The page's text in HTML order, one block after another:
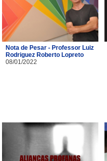
Nota de Pesar - Professor Luiz
Rodriguez Roberto Lopreto
08/01/2022